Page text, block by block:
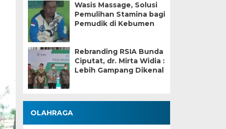
Wasis Massage, Solusi
Pemulihan Stamina bagi
Pemudik di Kebumen
Rebranding RSIA Bunda
Ciputat, dr. Mirta Widia :
Lebih Gampang Dikenal
OLAHRAGA